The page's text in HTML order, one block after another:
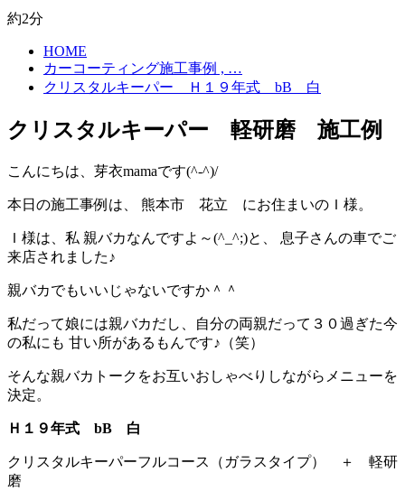
約2分
HOME
カーコーティング施工事例 , …
クリスタルキーパー Ｈ１９年式 bB 白
クリスタルキーパー 軽研磨 施工例
こんにちは、芽衣mamaです(^-^)/
本日の施工事例は、 熊本市 花立 にお住まいのＩ様。
Ｉ様は、私 親バカなんですよ～(^_^;)と、 息子さんの車でご
来店されました♪
親バカでもいいじゃないですか＾＾
私だって娘には親バカだし、自分の両親だって３０過ぎた今
の私にも 甘い所があるもんです♪（笑）
そんな親バカトークをお互いおしゃべりしながらメニューを
決定。
Ｈ１９年式 bB 白
クリスタルキーパーフルコース（ガラスタイプ） ＋ 軽研
磨